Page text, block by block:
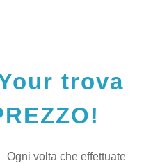
trova
Ogni volta che effettuate